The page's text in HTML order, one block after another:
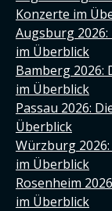
Konzerte im
Augsburg
im Überblick
Bamberg 2026:
im Überblick
Passau 2026:
Überblick
Würzburg
im Überblick
Rosenheim
im Überblick